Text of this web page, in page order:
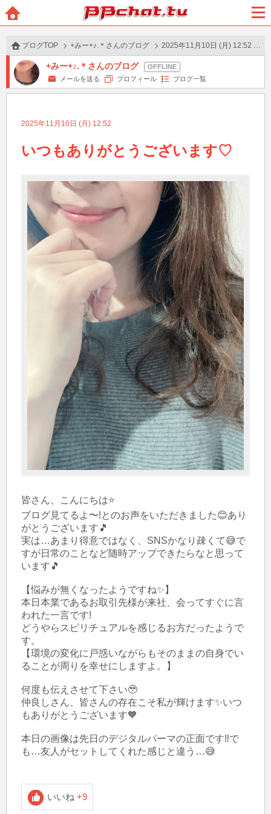
BBchatTV
ュー
ブログTOP +みー+♪.＊さんのブログ 2025年11月10日 (月) 12:52 の投稿
+みー+♪.＊さんのブログ
メールを送る プロフィール ブログ一覧
2025年11月10日 (月) 12:52
いつもありがとうございます♡
皆さん、こんにちは⭐️
ブログ見てるよ〜!とのお声をいただきました😊あり
がとうございます🎵
実は…あまり得意ではなく、SNSかなり疎くて😅で
すが日常のことなど随時アップできたらなと思って
います🎵
【悩みが無くなったようですね✨】
本日本業であるお取引先様が来社、会ってすぐに言
われた一言です!
どうやらスピリチュアルを感じるお方だったようで
す。
【環境の変化に戸惑いながらもそのままの自身でい
ることが周りを幸せにしますよ。】
何度も伝えさせて下さい🥹
仲良しさん、皆さんの存在こそ私が輝けます✨いつ
もありがとうございます🧡
本日の画像は先日のデジタルパーマの正面です‼️で
も…友人がセットしてくれた感じと違う…😅
いいね +9